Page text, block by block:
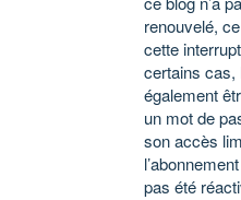
renouvelé,
cette
certains cas,
également
un mot de
son accès
pas été